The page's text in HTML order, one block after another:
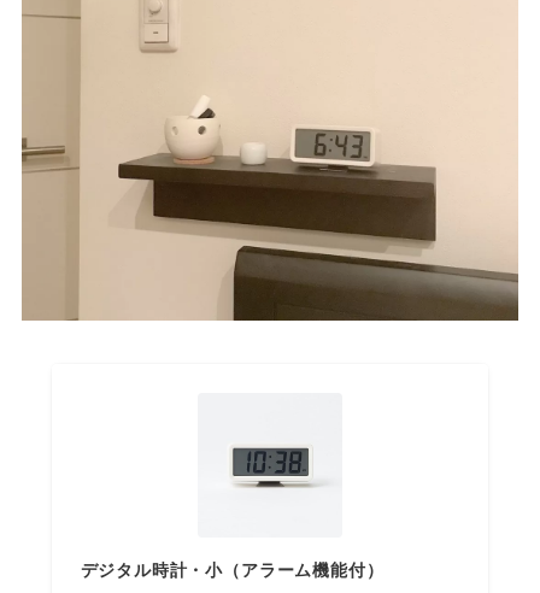
デジタル時計・小（アラーム機能付）